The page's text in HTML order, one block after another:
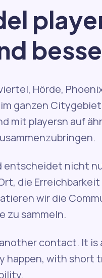
Hörde,
ganzen
mit playersn auf
entscheidet nicht
die
wir die
zu sammeln.
contact. It is
happen, with short